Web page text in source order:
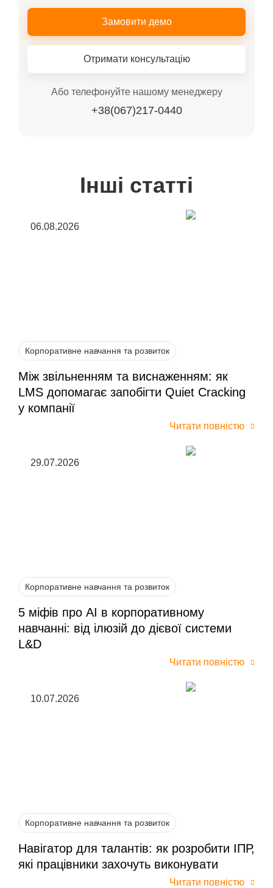
Замовити демо
Отримати консультацію
Або телефонуйте нашому менеджеру
+38(067)217-0440
Інші статті
06.08.2026
Корпоративне навчання та розвиток
Між звільненням та виснаженням: як
LMS допомагає запобігти Quiet Cracking
у компанії
Читати повністю
29.07.2026
Корпоративне навчання та розвиток
5 міфів про AI в корпоративному
навчанні: від ілюзій до дієвої системи
L&D
Читати повністю
10.07.2026
Корпоративне навчання та розвиток
Навігатор для талантів: як розробити ІПР,
які працівники захочуть виконувати
Читати повністю